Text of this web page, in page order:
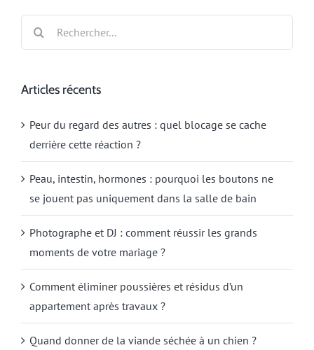
Rechercher:
Articles récents
Peur du regard des autres : quel blocage se cache
derrière cette réaction ?
Peau, intestin, hormones : pourquoi les boutons ne
se jouent pas uniquement dans la salle de bain
Photographe et DJ : comment réussir les grands
moments de votre mariage ?
Comment éliminer poussières et résidus d’un
appartement après travaux ?
Quand donner de la viande séchée à un chien ?